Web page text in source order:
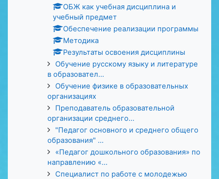
ОБЖ как учебная дисциплина и
учебный предмет
Обеспечение реализации программы
Методика
Результаты освоения дисциплины
Обучение русскому языку и литературе
в образовател...
Обучение физике в образовательных
организациях
Преподаватель образовательной
организации среднего...
"Педагог основного и среднего общего
образования" ...
«Педагог дошкольного образования» по
направлению «...
Специалист по работе с молодежью